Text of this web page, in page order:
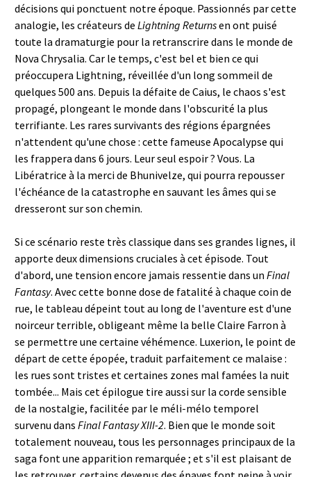
décisions qui ponctuent notre époque. Passionnés par cette
analogie, les créateurs de Lightning Returnsen ont puisé
toute la dramaturgie pour la retranscrire dans le monde de
Nova Chrysalia. Car le temps, c'est bel et bien ce qui
préoccupera Lightning, réveillée d'un long sommeil de
quelques 500 ans. Depuis la défaite de Caius, le chaos s'est
propagé, plongeant le monde dans l'obscurité la plus
terrifiante. Les rares survivants des régions épargnées
n'attendent qu'une chose : cette fameuse Apocalypse qui
les frappera dans 6 jours. Leur seul espoir ? Vous. La
Libératrice à la merci de Bhunivelze, qui pourra repousser
l'échéance de la catastrophe en sauvant les âmes qui se
dresseront sur son chemin.
Si ce scénario reste très classique dans ses grandes lignes, il
apporte deux dimensions cruciales à cet épisode. Tout
d'abord, une tension encore jamais ressentie dans un Final
Fantasy. Avec cette bonne dose de fatalité à chaque coin de
rue, le tableau dépeint tout au long de l'aventure est d'une
noirceur terrible, obligeant même la belle Claire Farron à
se permettre une certaine véhémence. Luxerion, le point de
départ de cette épopée, traduit parfaitement ce malaise :
les rues sont tristes et certaines zones mal famées la nuit
tombée... Mais cet épilogue tire aussi sur la corde sensible
de la nostalgie, facilitée par le méli-mélo temporel
survenu dans Final Fantasy XIII-2. Bien que le monde soit
totalement nouveau, tous les personnages principaux de la
saga font une apparition remarquée ; et s'il est plaisant de